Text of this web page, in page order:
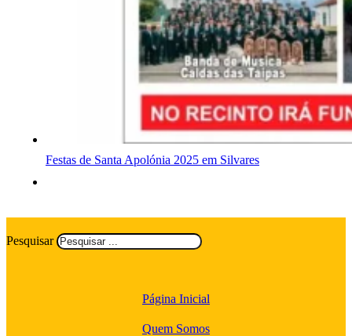
Festas de Santa Apolónia 2025 em Silvares
Pesquisar
Página Inicial
Quem Somos